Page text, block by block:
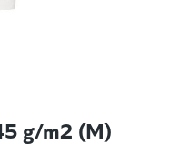
g/m2 (M)